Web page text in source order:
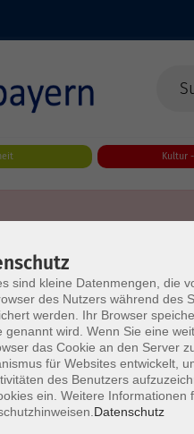
Kultur
sind kleine Datenmengen, die
des Nutzers während des
werden. Ihr Browser
genannt wird. Wenn Sie eine
das Cookie an den Server
für Websites entwickelt,
des Benutzers
ein. Weitere Informationen
Datenschutz